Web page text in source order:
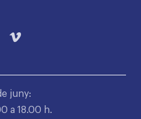
juny:
a 18.00 h.